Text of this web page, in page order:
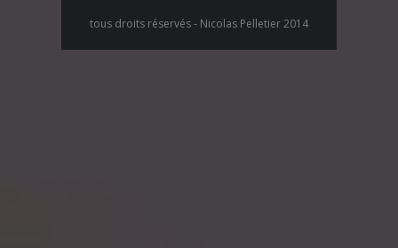
tous droits réservés - Nicolas Pelletier 2014